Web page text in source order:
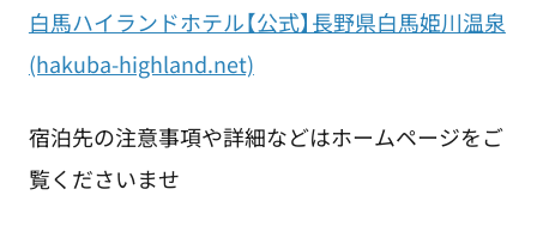
白馬ハイランドホテル【公式】長野県白馬姫川温泉
(hakuba-highland.net)
宿泊先の注意事項や詳細などはホームページをご
覧くださいませ